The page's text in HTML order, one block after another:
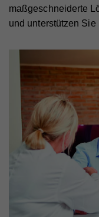
maßgeschneiderte
und unterstützen